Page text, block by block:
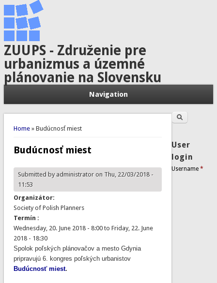
ZUUPS - Združenie pre
urbanizmus a územné
plánovanie na Slovensku
Navigation
You are here
Home» Budúcnosť miest
Budúcnosť miest
Submitted by administratoron Thu, 22/03/2018 -
11:53
Organizátor:
Society of Polish Planners
Termín :
Wednesday, 20. June 2018 - 8:00to Friday, 22. June
2018 - 18:30
Spolok poľských plánovačov a mesto Gdynia
pripravujú 6. kongres poľských urbanistov
Budúcnosť miest.
Search form Search
User
login
Username *